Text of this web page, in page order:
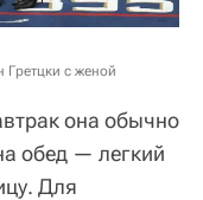
Гретцки с женой
она обычно
обед — легкий
Для